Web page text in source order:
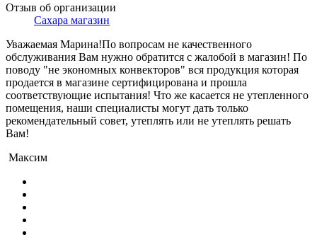
Отзыв об организации
Сахара магазин
Уважаемая Марина!По вопросам не качественного
обслуживания Вам нужно обратится с жалобой в магазин! По
поводу "не экономных конвекторов" вся продукция которая
продается в магазине сертифицирована и прошла
соответствующие испытания! Что же касается не утепленного
помещения, наши специалисты могут дать только
рекомендательный совет, утеплять или не утеплять решать
Вам!
Максим